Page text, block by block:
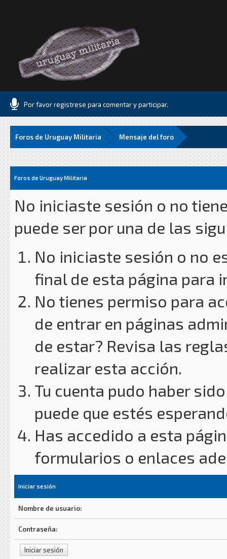
Por favor registrese para comentar y participar.
Foros de Uruguay Militaria Mensaje del foro
Foros de Uruguay Militaria
No iniciaste sesión o no
puede ser por una de las
No iniciaste sesión o no
final de esta página para
No tienes permiso para
de entrar en páginas
de estar? Revisa las
realizar esta acción.
Tu cuenta pudo haber
puede que estés
Has accedido a esta
formularios o enlaces
Iniciar sesión
Nombre de usuario:
Contraseña: